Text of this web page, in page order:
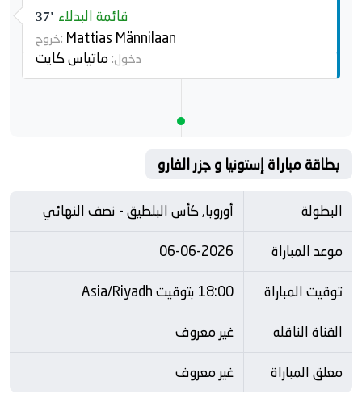
37' قائمة البدلاء
خروج: Mattias Männilaan
دخول: ماتياس كايت
بطاقة مباراة إستونيا و جزر الفارو
البطولة
أوروبا, كأس البلطيق - نصف النهائي
موعد المباراة
06-06-2026
توقيت المباراة
18:00 بتوقيت Asia/Riyadh
القناة الناقله
غير معروف
معلق المباراة
غير معروف